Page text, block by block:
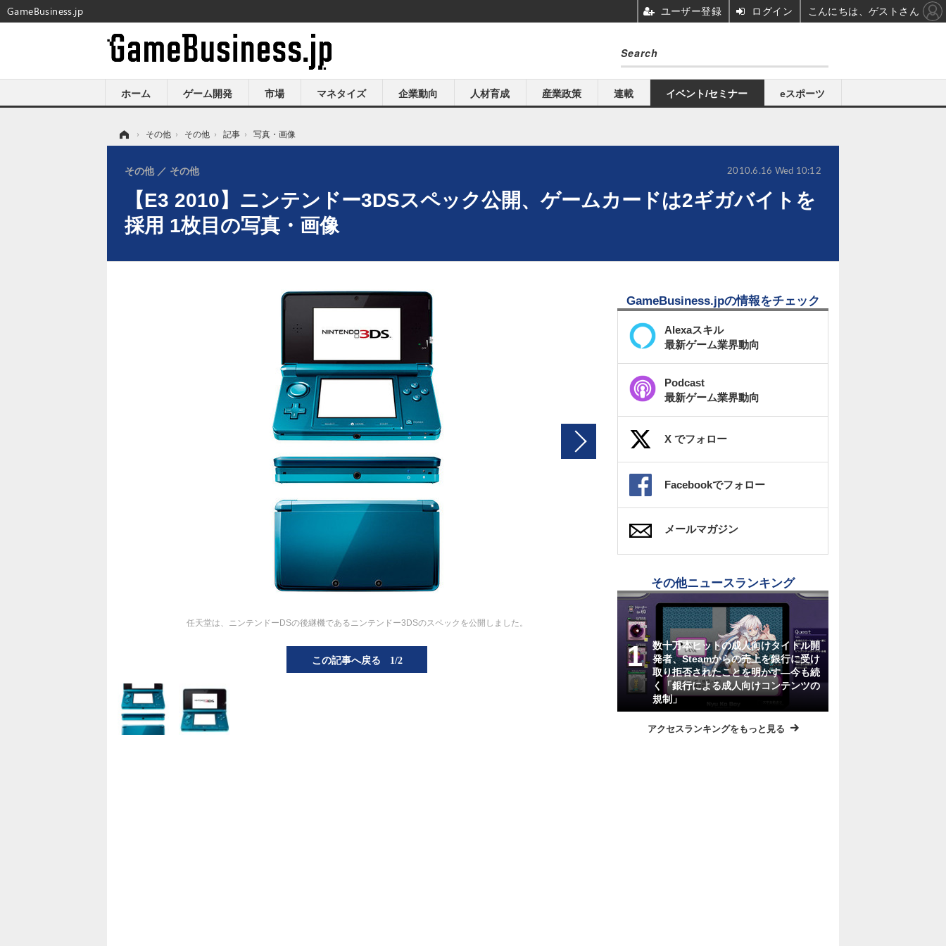
ホーム ゲーム開発 市場 マネタイズ 企業動向 人材育成 産業政策 連載 イベント/セミナー eスポーツ
› その他 › その他 › 記事 › 写真・画像
【E3 2010】ニンテンドー3DSスペック公開、ゲームカードは2ギガバイトを
採用 1枚目の写真・画像
その他 その他 2010.6.16 Wed 10:12
任天堂は、ニンテンドーDSの後継機であるニンテンドー3DSのスペックを公開しました。
この記事へ戻る 1/2
GameBusiness.jpの情報をチェック
Alexaスキル
最新ゲーム業界動向
Podcast
最新ゲーム業界動向
X でフォロー
Facebookでフォロー
メールマガジン
その他ニュースランキング
数十万本ヒットの成人向けタイトル開
発者、Steamからの売上を銀行に受け
取り拒否されたことを明かす―今も続
く「銀行による成人向けコンテンツの
規制」
アクセスランキングをもっと見る
GameBusiness.jp ユーザー登録 ログイン こんにちは、ゲストさん